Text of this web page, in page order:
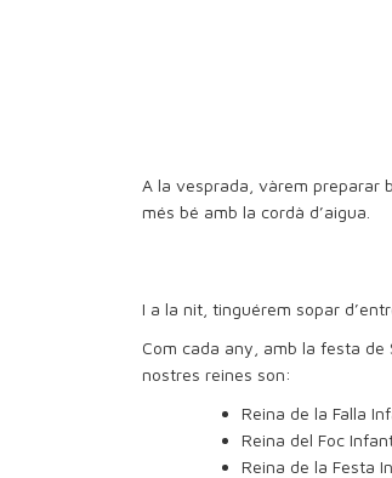
A la vesprada, vàrem preparar
més bé amb la cordà d’aigua.
I a la nit, tinguérem sopar
Com cada any, amb la festa
nostres reines son:
Reina de la Falla
Reina del Foc
Reina de la Festa